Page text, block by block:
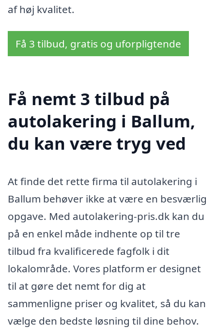
af høj kvalitet.
Få 3 tilbud, gratis og uforpligtende
Få nemt 3 tilbud på
autolakering i Ballum,
du kan være tryg ved
At finde det rette firma til autolakering i
Ballum behøver ikke at være en besværlig
opgave. Med autolakering-pris.dk kan du
på en enkel måde indhente op til tre
tilbud fra kvalificerede fagfolk i dit
lokalområde. Vores platform er designet
til at gøre det nemt for dig at
sammenligne priser og kvalitet, så du kan
vælge den bedste løsning til dine behov.